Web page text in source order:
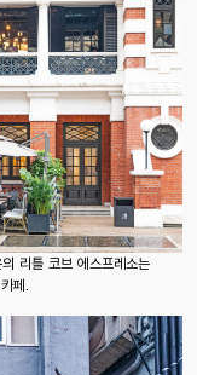
리틀 코브 에스프레소는
페.